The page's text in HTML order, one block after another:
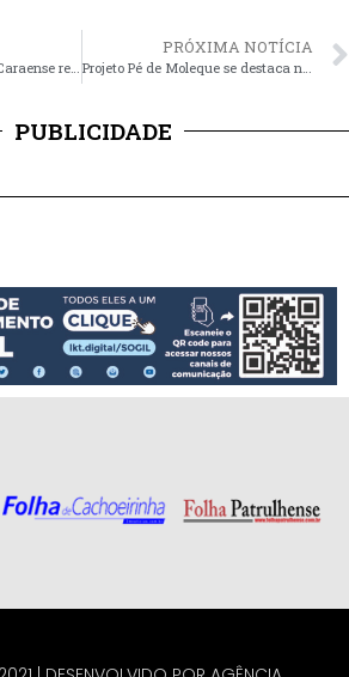
1º Encontro da Mulher Caraense reúne mais de 160 pessoas no Rio do Meio
PRÓXIMA NOTÍCIA
Projeto Pé de Moleque se destaca na UP Day Run e celebra estreia de atletas do núcleo de Monjolo
PUBLICIDADE